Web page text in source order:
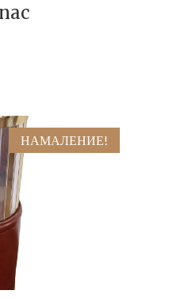
НАМАЛЕНИЕ!